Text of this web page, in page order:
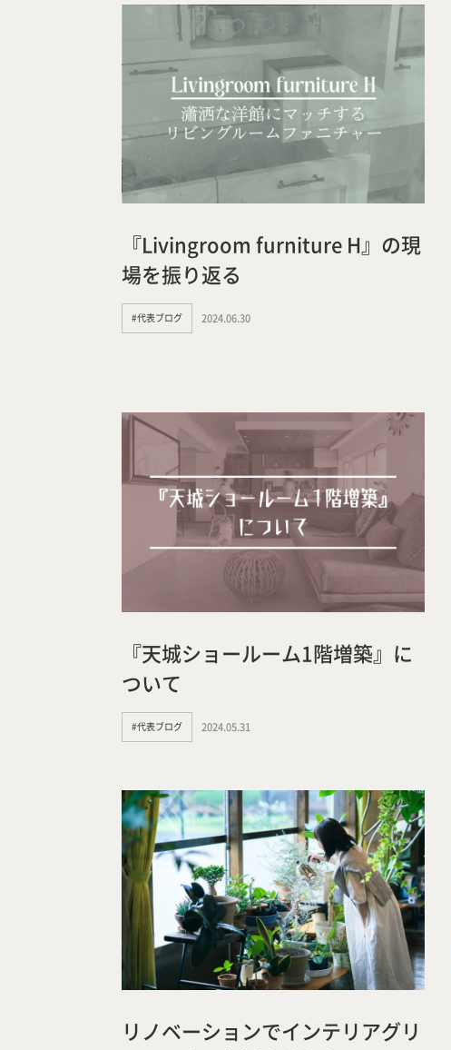
『Livingroom furniture H』の現
場を振り返る
#代表ブログ 2024.06.30
『天城ショールーム1階増築』に
ついて
#代表ブログ 2024.05.31
リノベーションでインテリアグリ